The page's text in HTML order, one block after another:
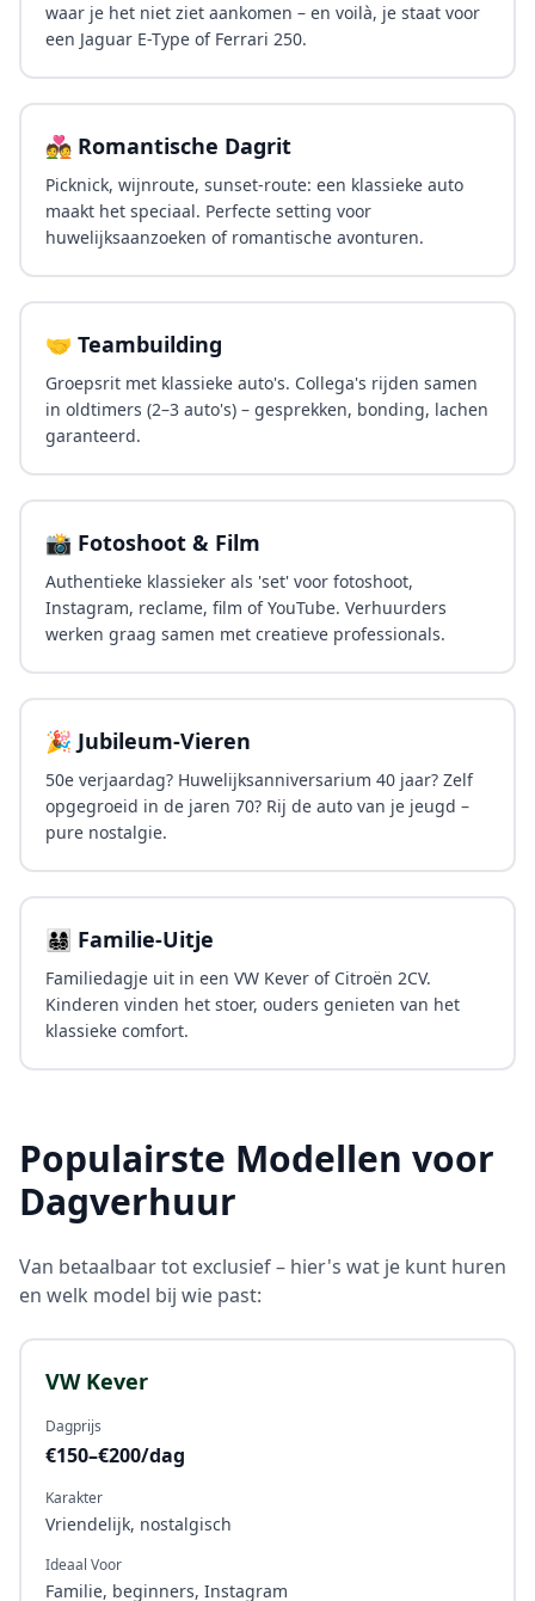
waar je het niet ziet aankomen – en voilà, je staat voor
een Jaguar E-Type of Ferrari 250.
💑 Romantische Dagrit
Picknick, wijnroute, sunset-route: een klassieke auto
maakt het speciaal. Perfecte setting voor
huwelijksaanzoeken of romantische avonturen.
🤝 Teambuilding
Groepsrit met klassieke auto's. Collega's rijden samen
in oldtimers (2–3 auto's) – gesprekken, bonding, lachen
garanteerd.
📸 Fotoshoot & Film
Authentieke klassieker als 'set' voor fotoshoot,
Instagram, reclame, film of YouTube. Verhuurders
werken graag samen met creatieve professionals.
🎉 Jubileum-Vieren
50e verjaardag? Huwelijksanniversarium 40 jaar? Zelf
opgegroeid in de jaren 70? Rij de auto van je jeugd –
pure nostalgie.
👨‍👩‍👧‍👦 Familie-Uitje
Familiedagje uit in een VW Kever of Citroën 2CV.
Kinderen vinden het stoer, ouders genieten van het
klassieke comfort.
Populairste Modellen voor
Dagverhuur
Van betaalbaar tot exclusief – hier's wat je kunt huren
en welk model bij wie past:
VW Kever
Dagprijs
€150–€200/dag
Karakter
Vriendelijk, nostalgisch
Ideaal Voor
Familie, beginners, Instagram